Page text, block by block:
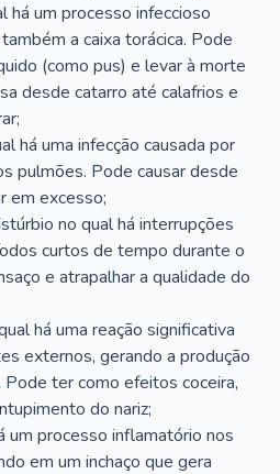
há um processo infeccioso
a caixa torácica. Pode
(como pus) e levar à morte
desde catarro até calafrios e
há uma infecção causada por
pulmões. Pode causar desde
em excesso;
no qual há interrupções
curtos de tempo durante o
e atrapalhar a qualidade do
há uma reação significativa
externos, gerando a produção
ter como efeitos coceira,
do nariz;
um processo inflamatório nos
em um inchaço que gera